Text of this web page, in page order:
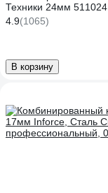
Техники 24мм 511024
4.9(1065)
В корзину